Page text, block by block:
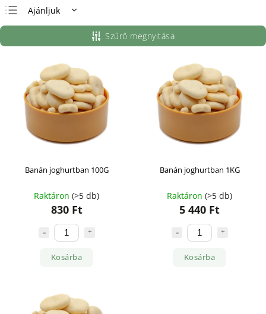
Ajánljuk
Legolcsóbb elöl
Legdrágább
Legnépszerűbb
termékek
ABC szerint
Szűrő megnyitása
Banán joghurtban 100G
Raktáron (>5 db)
830 Ft
Kosárba
Banán joghurtban 1KG
Raktáron (>5 db)
5 440 Ft
Kosárba